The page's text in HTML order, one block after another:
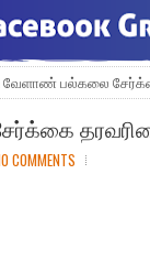
வேளாண் பல்கலை
COMMENTS